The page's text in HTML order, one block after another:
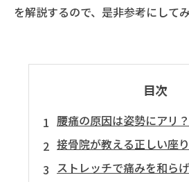
を解説するので、是非参考にして
目次
腰痛の原因は姿勢にアリ？
接骨院が教える正しい座
ストレッチで痛みを和ら